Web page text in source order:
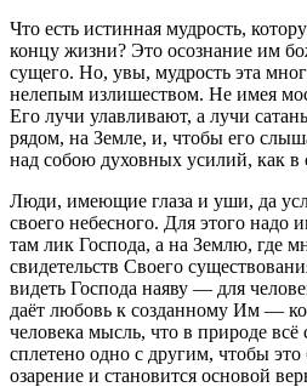
Что есть истинная мудрость,
концу жизни? Это осознание им
сущего. Но, увы, мудрость эта
нелепым излишеством. Не имея
Его лучи улавливают, а лучи
рядом, на Земле, и, чтобы его
над собою духовных усилий, как в
Люди, имеющие глаза и уши, да
своего небесного. Для этого надо
там лик Господа, а на Землю, где
свидетельств Своего
видеть Господа наяву — для
даёт любовь к созданному Им —
человека мысль, что в природе
сплетено одно с другим, чтобы
озарение и становится основой